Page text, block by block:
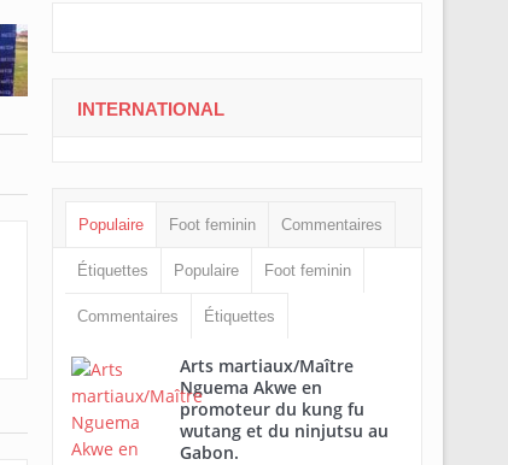
INTERNATIONAL
Populaire Foot feminin Commentaires
Étiquettes Populaire Foot feminin
Commentaires Étiquettes
Arts martiaux/Maître
Nguema Akwe en
promoteur du kung fu
wutang et du ninjutsu au
Gabon.